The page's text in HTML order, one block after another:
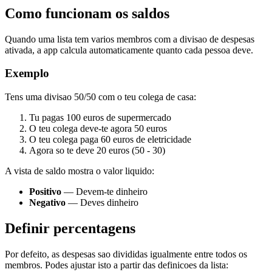
Como funcionam os saldos
Quando uma lista tem varios membros com a divisao de despesas
ativada, a app calcula automaticamente quanto cada pessoa deve.
Exemplo
Tens uma divisao 50/50 com o teu colega de casa:
Tu pagas 100 euros de supermercado
O teu colega deve-te agora 50 euros
O teu colega paga 60 euros de eletricidade
Agora so te deve 20 euros (50 - 30)
A vista de saldo mostra o valor liquido:
Positivo — Devem-te dinheiro
Negativo — Deves dinheiro
Definir percentagens
Por defeito, as despesas sao divididas igualmente entre todos os
membros. Podes ajustar isto a partir das definicoes da lista: